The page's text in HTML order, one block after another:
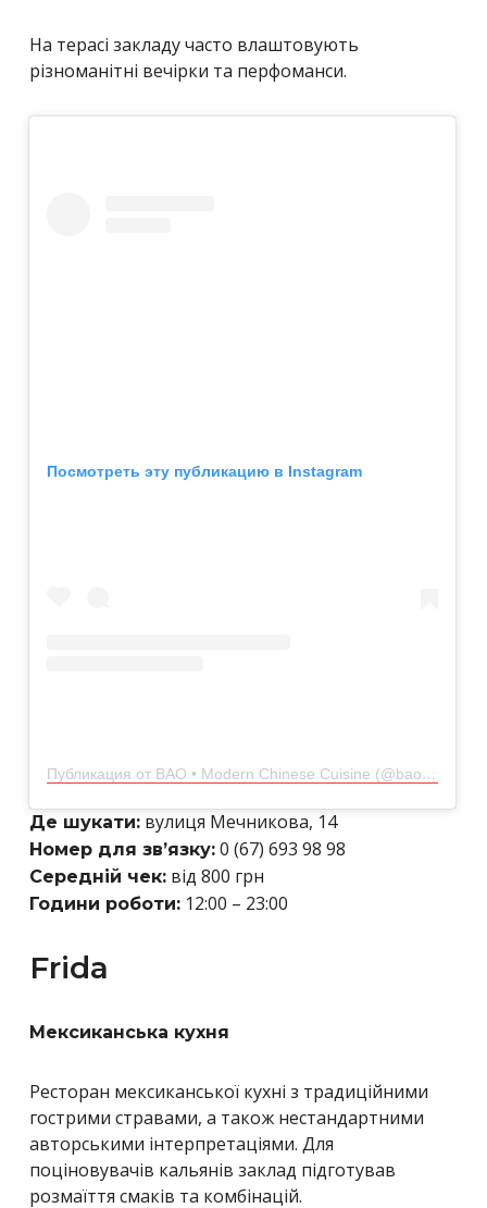
На терасі закладу часто влаштовують
різноманітні вечірки та перфоманси.
Посмотреть эту публикацию в Instagram
Публикация от BAO • Modern Chinese Cuisine (@bao.restaurant)
Де шукати: вулиця Мечникова, 14
Номер для зв’язку: 0 (67) 693 98 98
Середній чек: від 800 грн
Години роботи: 12:00 – 23:00
Frida
Мексиканська кухня
Ресторан мексиканської кухні з традиційними
гострими стравами, а також нестандартними
авторськими інтерпретаціями. Для
поціновувачів кальянів заклад підготував
розмаїття смаків та комбінацій.